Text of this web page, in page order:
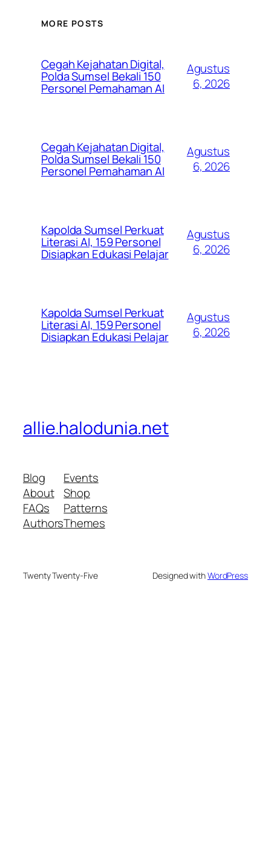
MORE POSTS
Cegah Kejahatan Digital,
Polda Sumsel Bekali 150
Personel Pemahaman AI
Agustus
6, 2026
Cegah Kejahatan Digital,
Polda Sumsel Bekali 150
Personel Pemahaman AI
Agustus
6, 2026
Kapolda Sumsel Perkuat
Literasi AI, 159 Personel
Disiapkan Edukasi Pelajar
Agustus
6, 2026
Kapolda Sumsel Perkuat
Literasi AI, 159 Personel
Disiapkan Edukasi Pelajar
Agustus
6, 2026
allie.halodunia.net
Blog
About
FAQs
Authors
Events
Shop
Patterns
Themes
Twenty Twenty-Five Designed withWordPress